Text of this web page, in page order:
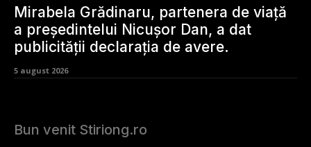
Mirabela Grădinaru, partenera de viață
a președintelui Nicușor Dan, a dat
publicității declarația de avere.
5 august 2026
Bun venit Stiriong.ro